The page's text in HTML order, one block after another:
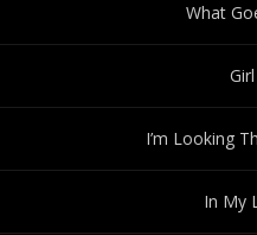
What
Girl
I’m Looking
In My